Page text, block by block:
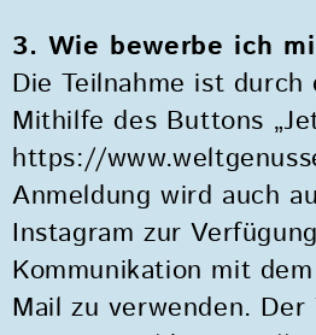
3. Wie bewerbe ich
Die Teilnahme ist
Mithilfe des Buttons
https://
Anmeldung wird auch
Instagram zur
Kommunikation mit
Mail zu verwenden.